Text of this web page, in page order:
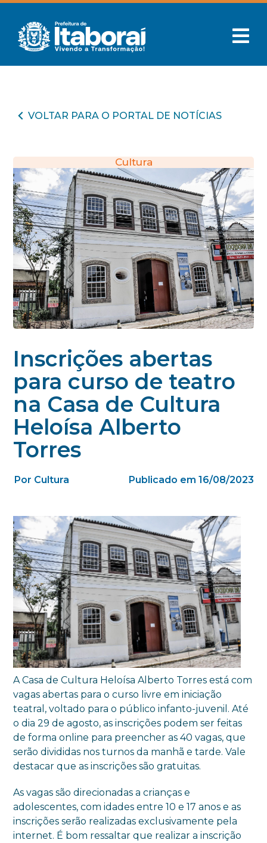
VOLTAR PARA O PORTAL DE NOTÍCIAS
Cultura
Inscrições abertas
para curso de teatro
na Casa de Cultura
Heloísa Alberto
Torres
Por Cultura Publicado em 16/08/2023
A Casa de Cultura Heloísa Alberto Torres está com
vagas abertas para o curso livre em iniciação
teatral, voltado para o público infanto-juvenil. Até
o dia 29 de agosto, as inscrições podem ser feitas
de forma online para preencher as 40 vagas, que
serão divididas nos turnos da manhã e tarde. Vale
destacar que as inscrições são gratuitas.
As vagas são direcionadas a crianças e
adolescentes, com idades entre 10 e 17 anos e as
inscrições serão realizadas exclusivamente pela
internet. É bom ressaltar que realizar a inscrição